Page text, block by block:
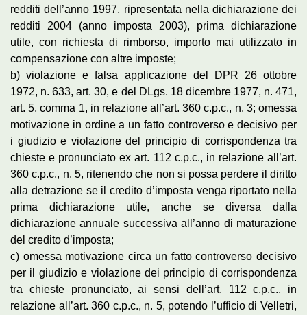
redditi dell’anno 1997, ripresentata nella dichiarazione dei
redditi 2004 (anno imposta 2003), prima dichiarazione
utile, con richiesta di rimborso, importo mai utilizzato in
compensazione con altre imposte;
b) violazione e falsa applicazione del DPR 26 ottobre
1972, n. 633, art. 30, e del DLgs. 18 dicembre 1977, n. 471,
art. 5, comma 1, in relazione all’art. 360 c.p.c., n. 3; omessa
motivazione in ordine a un fatto controverso e decisivo per
i giudizio e violazione del principio di corrispondenza tra
chieste e pronunciato ex art. 112 c.p.c., in relazione all’art.
360 c.p.c., n. 5, ritenendo che non si possa perdere il diritto
alla detrazione se il credito d’imposta venga riportato nella
prima dichiarazione utile, anche se diversa dalla
dichiarazione annuale successiva all’anno di maturazione
del credito d’imposta;
c) omessa motivazione circa un fatto controverso decisivo
per il giudizio e violazione dei principio di corrispondenza
tra chieste pronunciato, ai sensi dell’art. 112 c.p.c., in
relazione all’art. 360 c.p.c., n. 5, potendo l’ufficio di Velletri,